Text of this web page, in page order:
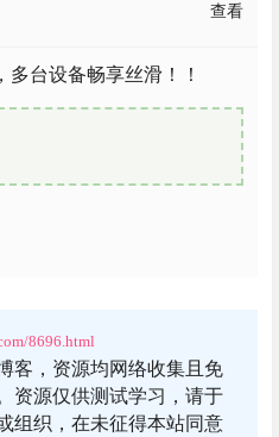
查看
台设备畅享丝滑！！
8696.html
客，资源均网络收集且免
资源仅供测试学习，请于
组织，在未征得本站同意